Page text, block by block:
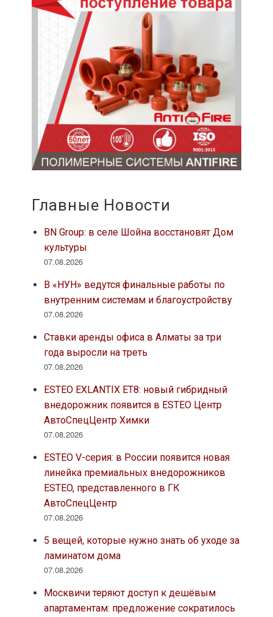
Главные Новости
BN Group: в селе Шойна восстановят Дом
культуры
07.08.2026
В «НУН» ведутся финальные работы по
внутренним системам и благоустройству
07.08.2026
Ставки аренды офиса в Алматы за три
года выросли на треть
07.08.2026
ESTEO EXLANTIX ET8: новый гибридный
внедорожник появится в ESTEO Центр
АвтоСпецЦентр Химки
07.08.2026
ESTEO V-серия: в России появится новая
линейка премиальных внедорожников
ESTEO, представленного в ГК
АвтоСпецЦентр
07.08.2026
5 вещей, которые нужно знать об уходе за
ламинатом дома
07.08.2026
Москвичи теряют доступ к дешёвым
апартаментам: предложение сократилось